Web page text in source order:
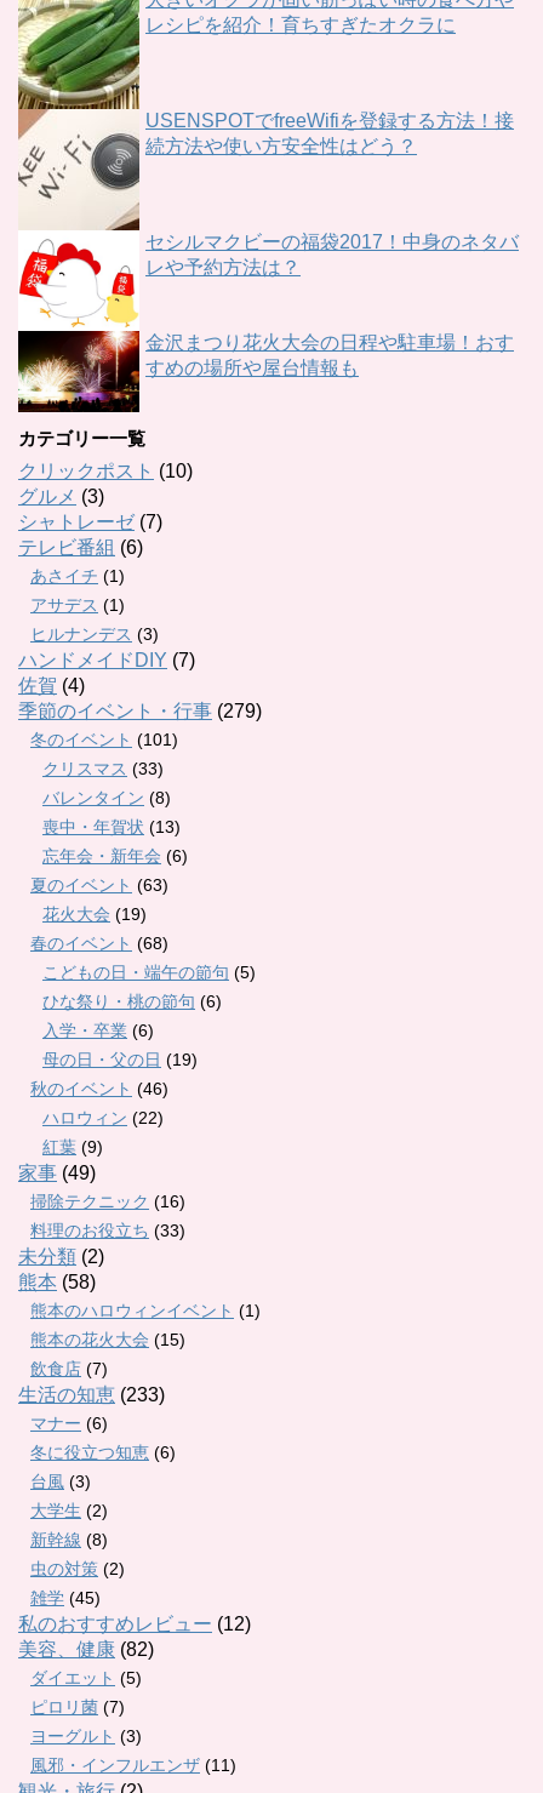
レシピを紹介！育ちすぎたオクラに
USENSPOTでfreeWifiを登録する方法！接
続方法や使い方安全性はどう？
セシルマクビーの福袋2017！中身のネタバ
レや予約方法は？
金沢まつり花火大会の日程や駐車場！おす
すめの場所や屋台情報も
カテゴリー一覧
クリックポスト (10)
グルメ (3)
シャトレーゼ(7)
テレビ番組 (6)
あさイチ (1)
アサデス (1)
ヒルナンデス (3)
ハンドメイドDIY (7)
佐賀 (4)
季節のイベント・行事 (279)
冬のイベント (101)
クリスマス (33)
バレンタイン (8)
喪中・年賀状 (13)
忘年会・新年会 (6)
夏のイベント (63)
花火大会 (19)
春のイベント (68)
こどもの日・端午の節句 (5)
ひな祭り・桃の節句 (6)
入学・卒業 (6)
母の日・父の日 (19)
秋のイベント (46)
ハロウィン (22)
紅葉 (9)
家事 (49)
掃除テクニック (16)
料理のお役立ち (33)
未分類 (2)
熊本 (58)
熊本のハロウィンイベント (1)
熊本の花火大会 (15)
飲食店 (7)
生活の知恵 (233)
マナー (6)
冬に役立つ知恵 (6)
台風 (3)
大学生 (2)
新幹線 (8)
虫の対策 (2)
雑学 (45)
私のおすすめレビュー (12)
美容、健康 (82)
ダイエット (5)
ピロリ菌 (7)
ヨーグルト (3)
風邪・インフルエンザ (11)